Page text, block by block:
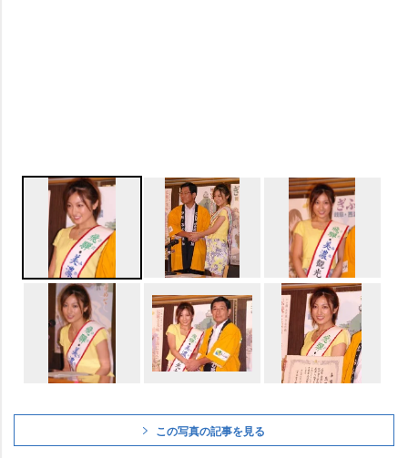
この写真の記事を見る